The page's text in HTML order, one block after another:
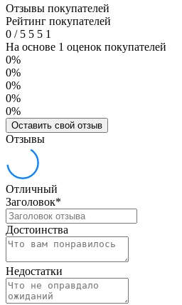
Отзывы покупателей
Рейтинг покупателей
0 /5 5 5 1
На основе 1 оценок покупателей
0%
0%
0%
0%
0%
Оставить свой отзыв
Отзывы
Отличный
Заголовок*
Достоинства
Недостатки